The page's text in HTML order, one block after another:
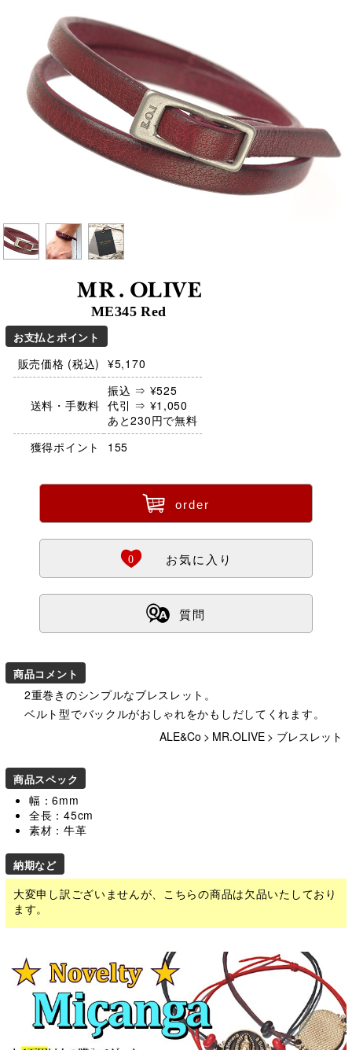
MR.OLIVE
ME345 Red
お支払とポイント
販売価格 (税込) ¥5,170
送料・手数料
振込 ⇒ ¥525
代引 ⇒ ¥1,050
あと230円で無料
獲得ポイント
155
ü order
Ö
0 お気に入り
ß 質問
商品コメント
2重巻きのシンプルなブレスレット。
ベルト型でバックルがおしゃれをかもしだしてくれます。
ALE&Co > MR.OLIVE > ブレスレット
商品スペック
幅：6mm
全長：45cm
素材：牛革
納期など
大変申し訳ございませんが、こちらの商品は欠品いたしており
ます。